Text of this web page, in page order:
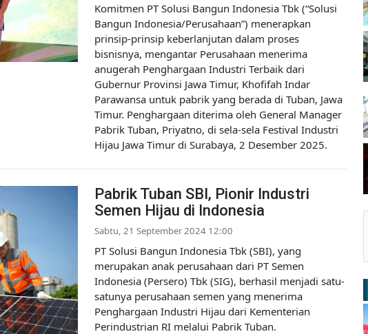
Komitmen PT Solusi Bangun Indonesia Tbk (“Solusi
Bangun Indonesia/Perusahaan”) menerapkan
prinsip-prinsip keberlanjutan dalam proses
bisnisnya, mengantar Perusahaan menerima
anugerah Penghargaan Industri Terbaik dari
Gubernur Provinsi Jawa Timur, Khofifah Indar
Parawansa untuk pabrik yang berada di Tuban, Jawa
Timur. Penghargaan diterima oleh General Manager
Pabrik Tuban, Priyatno, di sela-sela Festival Industri
Hijau Jawa Timur di Surabaya, 2 Desember 2025.
Pabrik Tuban SBI, Pionir Industri
Semen Hijau di Indonesia
Sabtu, 21 September 2024 12:00
PT Solusi Bangun Indonesia Tbk (SBI), yang
merupakan anak perusahaan dari PT Semen
Indonesia (Persero) Tbk (SIG), berhasil menjadi satu-
satunya perusahaan semen yang menerima
Penghargaan Industri Hijau dari Kementerian
Perindustrian RI melalui Pabrik Tuban.